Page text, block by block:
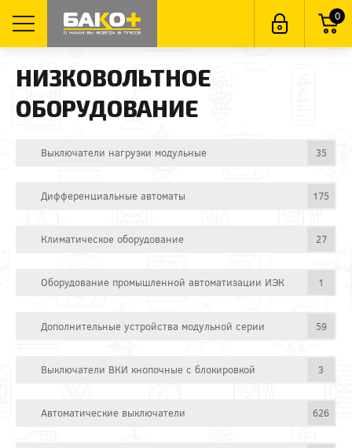
0
НИЗКОВОЛЬТНОЕ
ОБОРУДОВАНИЕ
Выключатели нагрузки модульные 35
Дифференциальные автоматы 175
Климатическое оборудование 27
Оборудование промышленной автоматизации ИЭК 1
Дополнительные устройства модульной серии 59
Выключатели ВКИ кнопочные с блокировкой 3
Автоматические выключатели 626